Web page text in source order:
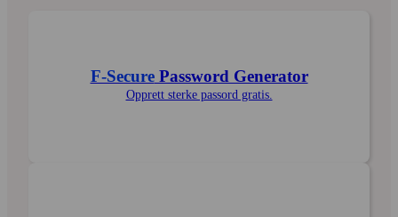
F-SecurePassword Generator
Opprett sterke passord gratis.